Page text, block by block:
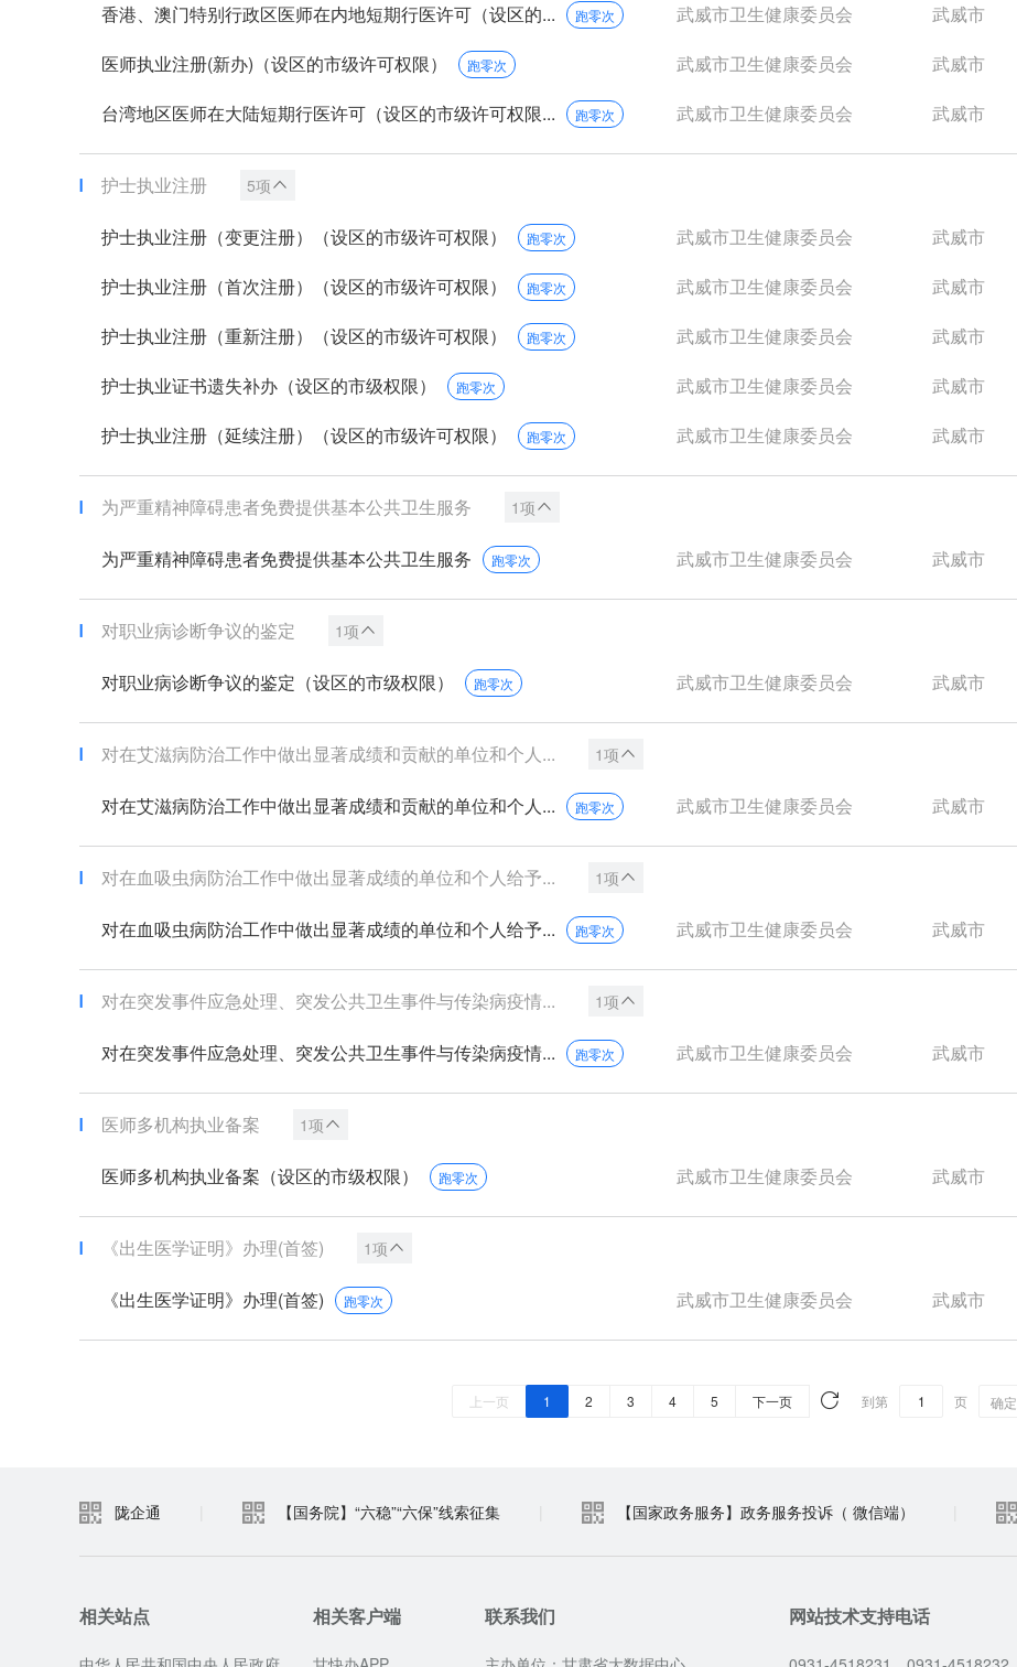
香港、澳门特别行政区医师在内地短期行医许可（设区的... 跑零次 武威市卫生健康委员会 武威市
医师执业注册(新办)（设区的市级许可权限） 跑零次 武威市卫生健康委员会 武威市
台湾地区医师在大陆短期行医许可（设区的市级许可权限... 跑零次 武威市卫生健康委员会 武威市
护士执业注册 5项
护士执业注册（变更注册）（设区的市级许可权限） 跑零次 武威市卫生健康委员会 武威市
护士执业注册（首次注册）（设区的市级许可权限） 跑零次 武威市卫生健康委员会 武威市
护士执业注册（重新注册）（设区的市级许可权限） 跑零次 武威市卫生健康委员会 武威市
护士执业证书遗失补办（设区的市级权限） 跑零次 武威市卫生健康委员会 武威市
护士执业注册（延续注册）（设区的市级许可权限） 跑零次 武威市卫生健康委员会 武威市
为严重精神障碍患者免费提供基本公共卫生服务 1项
为严重精神障碍患者免费提供基本公共卫生服务 跑零次 武威市卫生健康委员会 武威市
对职业病诊断争议的鉴定 1项
对职业病诊断争议的鉴定（设区的市级权限） 跑零次 武威市卫生健康委员会 武威市
对在艾滋病防治工作中做出显著成绩和贡献的单位和个人... 1项
对在艾滋病防治工作中做出显著成绩和贡献的单位和个人... 跑零次 武威市卫生健康委员会 武威市
对在血吸虫病防治工作中做出显著成绩的单位和个人给予... 1项
对在血吸虫病防治工作中做出显著成绩的单位和个人给予... 跑零次 武威市卫生健康委员会 武威市
对在突发事件应急处理、突发公共卫生事件与传染病疫情... 1项
对在突发事件应急处理、突发公共卫生事件与传染病疫情... 跑零次 武威市卫生健康委员会 武威市
医师多机构执业备案 1项
医师多机构执业备案（设区的市级权限） 跑零次 武威市卫生健康委员会 武威市
《出生医学证明》办理(首签) 1项
《出生医学证明》办理(首签) 跑零次 武威市卫生健康委员会 武威市
上一页 1 2 3 4 5 下一页 到第 页 确定
陇企通 【国务院】“六稳”“六保”线索征集 【国家政务服务】政务服务投诉（ 微信端）
相关站点 相关客户端 联系我们 网站技术支持电话